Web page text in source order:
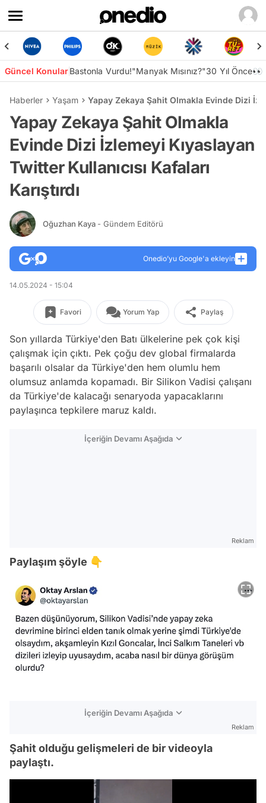
Güncel KonularBastonla Vurdu!"Manyak Mısınız?"30 Yıl Önce👀
Haberler Yaşam Yapay Zekaya Şahit Olmakla Evinde Dizi
Yapay Zekaya Şahit Olmakla
Evinde Dizi İzlemeyi Kıyaslayan
Twitter Kullanıcısı Kafaları
Karıştırdı
Oğuzhan Kaya - Gündem Editörü
Onedio’yu Google'a ekleyin
14.05.2024 - 15:04
Favori Yorum Yap Paylaş
Son yıllarda Türkiye'den Batı ülkelerine pek çok kişi
çalışmak için çıktı. Pek çoğu dev global firmalarda
başarılı olsalar da Türkiye'den hem olumlu hem
olumsuz anlamda kopamadı. Bir Silikon Vadisi çalışanı
da Türkiye'de kalacağı senaryoda yapacaklarını
paylaşınca tepkilere maruz kaldı.
İçeriğin Devamı Aşağıda
Reklam
Paylaşım şöyle 👇
İçeriğin Devamı Aşağıda
Reklam
Şahit olduğu gelişmeleri de bir videoyla
paylaştı.